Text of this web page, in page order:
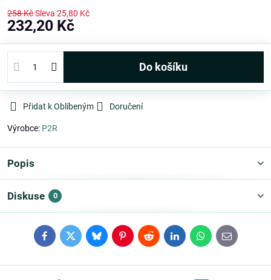
258 KčSleva 25,80 Kč
232,20 Kč
Do košíku
Přidat k Oblíbeným Doručení
Výrobce: P2R
Popis
Diskuse 0
FacebookTwitterBlueskyPinterestRedditLinkedInWhatsApp
E-
mail